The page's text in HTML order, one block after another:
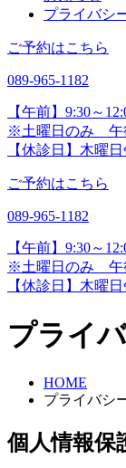
プライバシ
ご予約はこちら
089-965-1182
【午前】9:30～
※土曜日のみ 午
【休診日】木曜
ご予約はこちら
089-965-1182
【午前】9:30～
※土曜日のみ 午
【休診日】木曜
プライ
HOME
プライバシ
個人情報保